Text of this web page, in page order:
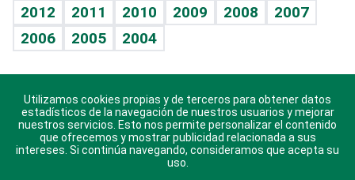
Celebrando la vida
Sin complejos
En pocas palabras
Escuchando al corazón
Economía Personal
2012
2011 2010 2009 2008
2007
2006
2005 2004
Descarga nuestras aplicaciones para Android, iOS y
sistema Huawei.
Utilizamos cookies propias y de terceros para obtener datos
estadísticos de la navegación de nuestros usuarios y mejorar
nuestros servicios. Esto nos permite personalizar el contenido
que ofrecemos y mostrar publicidad relacionada a sus
intereses. Si continúa navegando, consideramos que acepta su
uso.